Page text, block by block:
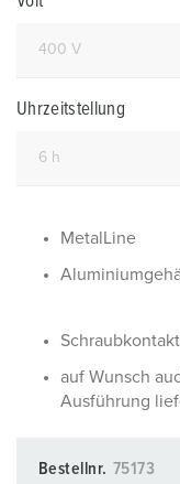
Uhrzeitstellung
MetalLine
Schraubkontakt
auf Wunsch
Ausführung
Bestellnr. 75173